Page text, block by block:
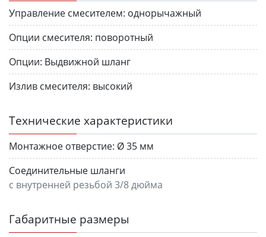
Управление смесителем: однорычажный
Опции смесителя: поворотный
Опции: Выдвижной шланг
Излив смесителя: высокий
Технические характеристики
Монтажное отверстие: Ø 35 мм
Соединительные шланги
с внутренней резьбой 3/8 дюйма
Габаритные размеры